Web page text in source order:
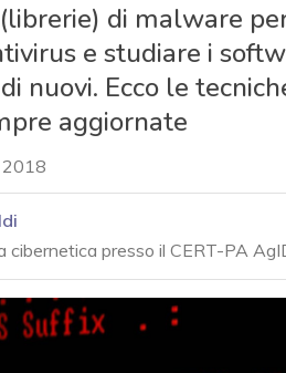
di malware
e studiare i
nuovi. Ecco le
aggiornate
2018
cibernetica presso il CERT-PA